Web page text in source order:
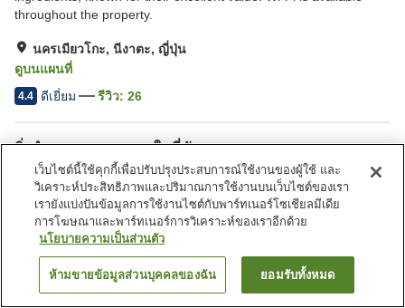
throughout the property.
นครเมียวโกะ, นีงาตะ, ญี่ปุ่น
ดูบนแผนที่
4.4 ดีเยี่ยม รีวิว: 26
สิ่งอำนวยความสะดวกในที่พัก
ที่จอดรถ
ตู้จำหน่ายอัตโนมัติ
ห้องจัดเลี้ยง
ห้องตากอุปกรณ์สกี
หน้าแรก ญี่ปุ่น นีงาตะ
ค้นหาห้องพัก
เว็บไซต์นี้ใช้คุกกี้เพื่อปรับปรุงประสบการณ์ใช้งานของผู้ใช้ และ
วิเคราะห์ประสิทธิภาพและปริมาณการใช้งานบนเว็บไซต์ของเรา
เรายังแบ่งปันข้อมูลการใช้งานไซต์กับพาร์ทเนอร์โซเชียลมีเดีย
การโฆษณาและพาร์ทเนอร์การวิเคราะห์ของเราอีกด้วย
นโยบายความเป็นส่วนตัว
ห้ามขายข้อมูลส่วนบุคคลของฉัน ยอมรับทั้งหมด